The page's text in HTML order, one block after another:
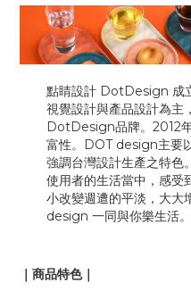
點睛設計 DotDesign 成
視覺設計與產品設計為主
DotDesign品牌。2012
富性。DOT design主要
強調台灣設計生產之特色
使用者的生活當中，感受
小改變週遭的平淡，大大
design 一同與你樂生活。
｜商品特色｜